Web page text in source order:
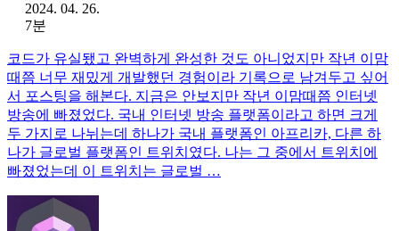
2024. 04. 26.
7분
코드가 유실됐고 완벽하게 완성한 것도 아니었지만 작년 이맘
때쯤 너무 재밌게 개발했던 경험이라 기록으로 남겨두고 싶어
서 포스팅을 해본다. 지금은 안보지만 작년 이맘때쯤 인터넷
방송에 빠졌었다. 국내 인터넷 방송 플랫폼이라고 하면 크게
두 가지로 나뉘는데 하나가 국내 플랫폼인 아프리카, 다른 하
나가 글로벌 플랫폼인 트위치였다. 나는 그 중에서 트위치에
빠졌었는데 이 트위치는 글로벌 …